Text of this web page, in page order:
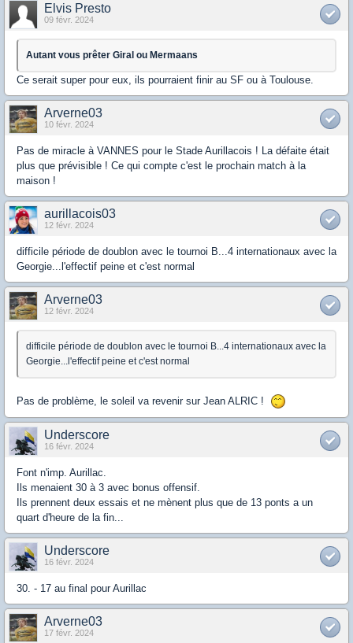
Elvis Presto
09 févr. 2024
Autant vous prêter Giral ou Mermaans
Ce serait super pour eux, ils pourraient finir au SF ou à Toulouse.
Arverne03
10 févr. 2024
Pas de miracle à VANNES pour le Stade Aurillacois ! La défaite était
plus que prévisible ! Ce qui compte c'est le prochain match à la
maison !
aurillacois03
12 févr. 2024
difficile période de doublon avec le tournoi B...4 internationaux avec la
Georgie...l'effectif peine et c'est normal
Arverne03
12 févr. 2024
difficile période de doublon avec le tournoi B...4 internationaux avec la
Georgie...l'effectif peine et c'est normal
Pas de problème, le soleil va revenir sur Jean ALRIC !
Underscore
16 févr. 2024
Font n'imp. Aurillac.
Ils menaient 30 à 3 avec bonus offensif.
Ils prennent deux essais et ne mènent plus que de 13 ponts a un
quart d'heure de la fin...
Underscore
16 févr. 2024
30. - 17 au final pour Aurillac
Arverne03
17 févr. 2024